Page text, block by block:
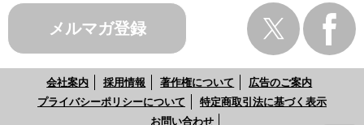
メルマガ登録
会社案内 採用情報 著作権について
広告のご案内
プライバシーポリシーについて
特定商取引法に基づく表示
お問い合わせ